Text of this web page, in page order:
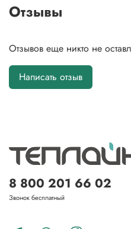
Отзывы
Отзывов еще никто не
Написать отзыв
8 800 201 66 02
Звонок бесплатный